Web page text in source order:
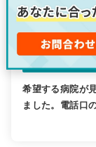
くろゆきさ
希望する病院が
ました。電話口